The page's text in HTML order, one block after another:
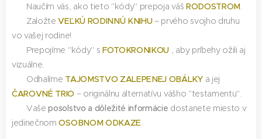
💡 Naučím vás, ako tieto "kódy" prepoja váš RODOSTROM
💡 ZaložteVEĽKÚ RODINNÚ KNIHU– prvého svojho druhu
vo vašej rodine!
💡 Prepojíme "kódy" s FOTOKRONIKOU , aby príbehy ožili aj
vizuálne.
💡 Odhalíme TAJOMSTVO ZALEPENEJ OBÁLKYa jej
ČAROVNÉ TRIO – originálnu alternatívu vášho "testamentu".
💡 Vašeposolstvo a dôležité informácie dostanete miesto v
jedinečnomOSOBNOM ODKAZE